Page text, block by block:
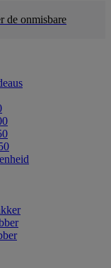
de onmisbare